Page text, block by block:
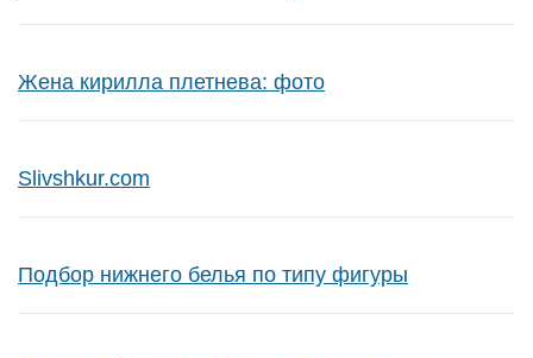
Жена кирилла плетнева: фото
Slivshkur.com
Подбор нижнего белья по типу фигуры